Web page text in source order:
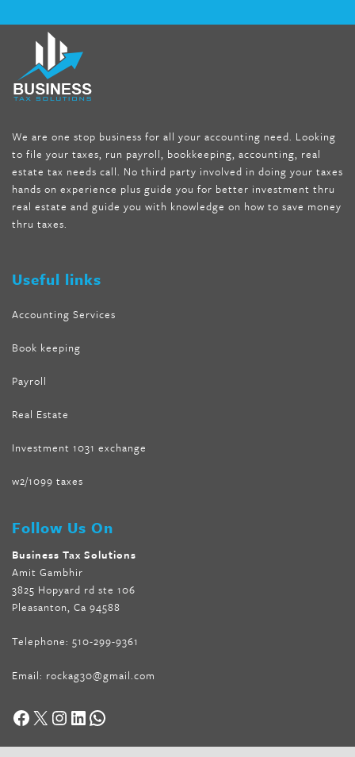
fat melter pill
does rapid tone weight loss work
seen on tv belly burner reviews
forskolin fit pro price
mccarthy diet,dr phil weight loss pill
internet tank sensation full episode, citrus fit pills reviews,
nutra surreal keto forskolin,best product to help lose weight
wave storm hair product review,as seen on tv belly fat burner,
melissa mccarthy weight loss dr oz, tru loss forskolin,keto
absolute forskolin,trim fit garcinia cambogia ,glenda lewis
weight loss
We are one stop business for all your accounting need. Looking
to file your taxes, run payroll, bookkeeping, accounting, real
estate tax needs call. No third party involved in doing your taxes
hands on experience plus guide you for better investment thru
real estate and guide you with knowledge on how to save money
thru taxes.
Useful links
Accounting Services
Book keeping
Payroll
Real Estate
Investment 1031 exchange
w2/1099 taxes
Follow Us On
Business Tax Solutions
Amit Gambhir
3825 Hopyard rd ste 106
Pleasanton, Ca 94588
Telephone: 510-299-9361
Email: rockag30@gmail.com
Facebook
X Instagram
LinkedIn
WhatsApp